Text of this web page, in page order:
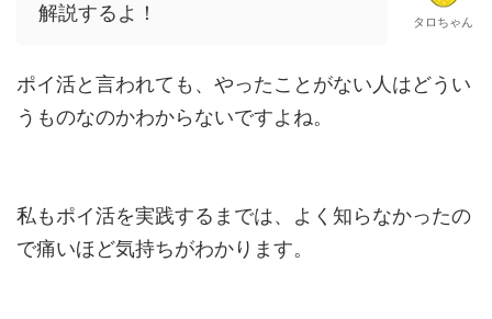
解説するよ！
タロちゃん
ポイ活と言われても、やったことがない人はどうい
うものなのかわからないですよね。
私もポイ活を実践するまでは、よく知らなかったの
で痛いほど気持ちがわかります。